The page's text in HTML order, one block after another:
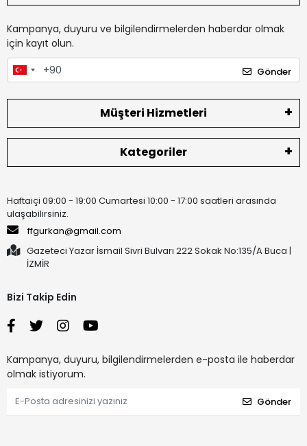
Kampanya, duyuru ve bilgilendirmelerden haberdar olmak
için kayıt olun.
Gönder
Müşteri Hizmetleri
Kategoriler
Haftaiçi 09:00 - 19:00 Cumartesi 10:00 - 17:00 saatleri arasında
ulaşabilirsiniz.
ffgurkan@gmail.com
Gazeteci Yazar İsmail Sivri Bulvarı 222 Sokak No:135/A Buca |
İZMİR
Bizi Takip Edin
Kampanya, duyuru, bilgilendirmelerden e-posta ile haberdar
olmak istiyorum.
Gönder